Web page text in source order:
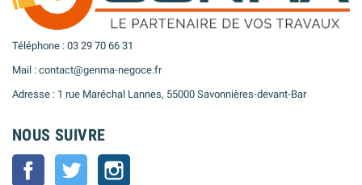
Téléphone : 03 29 70 66 31
Mail : contact@genma-negoce.fr
Adresse : 1 rue Maréchal Lannes, 55000 Savonnières-devant-Bar
NOUS SUIVRE
Facebook Twitter